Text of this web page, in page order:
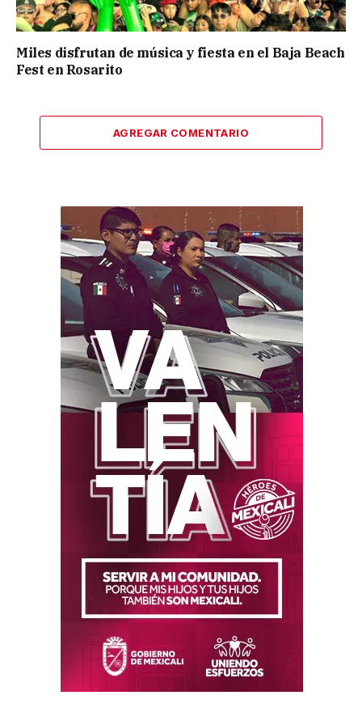
Miles disfrutan de música y fiesta en el Baja Beach
Fest en Rosarito
AGREGAR COMENTARIO